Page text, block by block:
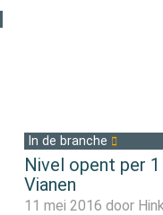
In de branche
Nivel opent per
Vianen
11 mei 2016 door